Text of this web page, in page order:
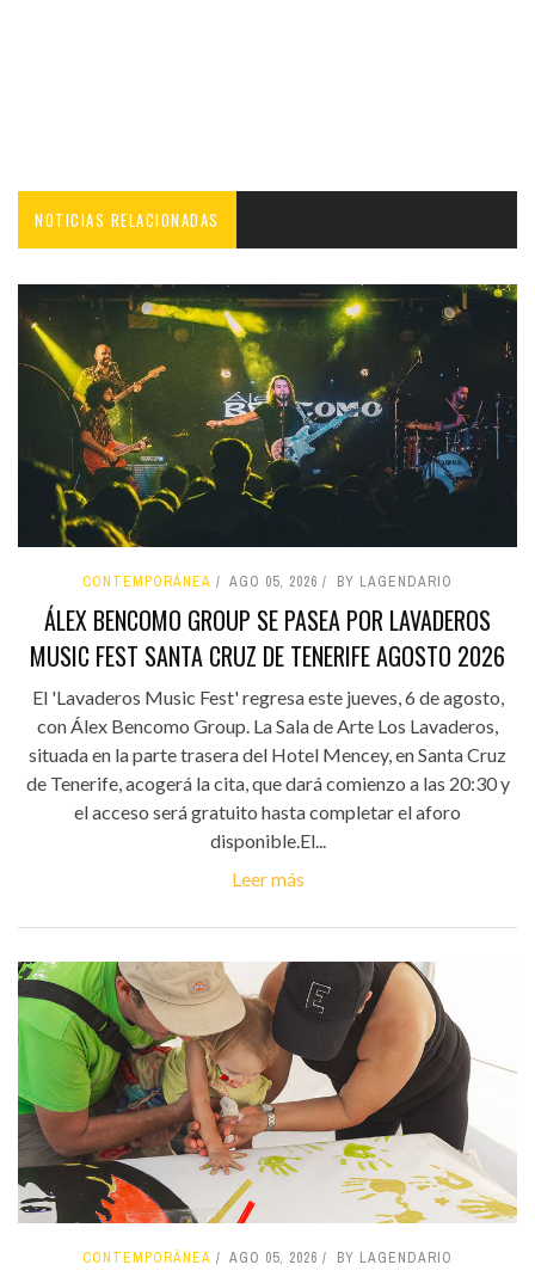
NOTICIAS RELACIONADAS
CONTEMPORÁNEA AGO 05, 2026 BY LAGENDARIO
ÁLEX BENCOMO GROUP SE PASEA POR LAVADEROS
MUSIC FEST SANTA CRUZ DE TENERIFE AGOSTO 2026
El 'Lavaderos Music Fest' regresa este jueves, 6 de agosto,
con Álex Bencomo Group. La Sala de Arte Los Lavaderos,
situada en la parte trasera del Hotel Mencey, en Santa Cruz
de Tenerife, acogerá la cita, que dará comienzo a las 20:30 y
el acceso será gratuito hasta completar el aforo
disponible.El...
Leer más
CONTEMPORÁNEA AGO 05, 2026 BY LAGENDARIO